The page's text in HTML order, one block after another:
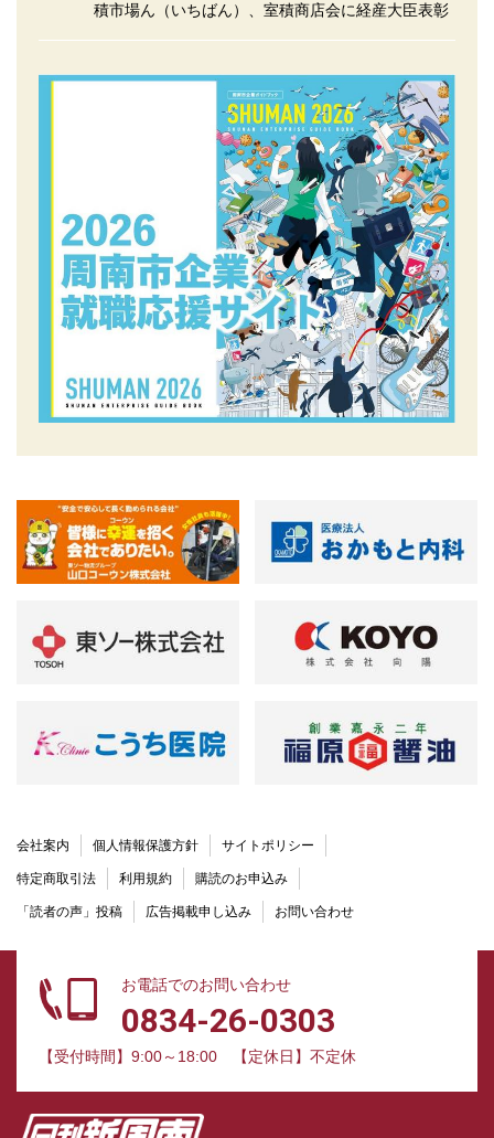
積市場ん（いちばん）、室積商店会に経産大臣表彰
会社案内 個人情報保護方針 サイトポリシー
特定商取引法 利用規約 購読のお申込み
「読者の声」投稿 広告掲載申し込み お問い合わせ
お電話でのお問い合わせ
0834-26-0303
【受付時間】9:00～18:00 【定休日】不定休